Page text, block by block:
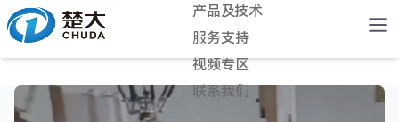
产品及技术
服务支持
视频专区
联系我们